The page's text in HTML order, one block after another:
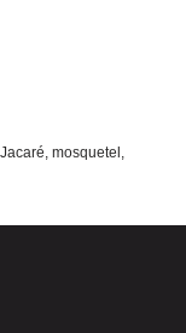
mosquetel,